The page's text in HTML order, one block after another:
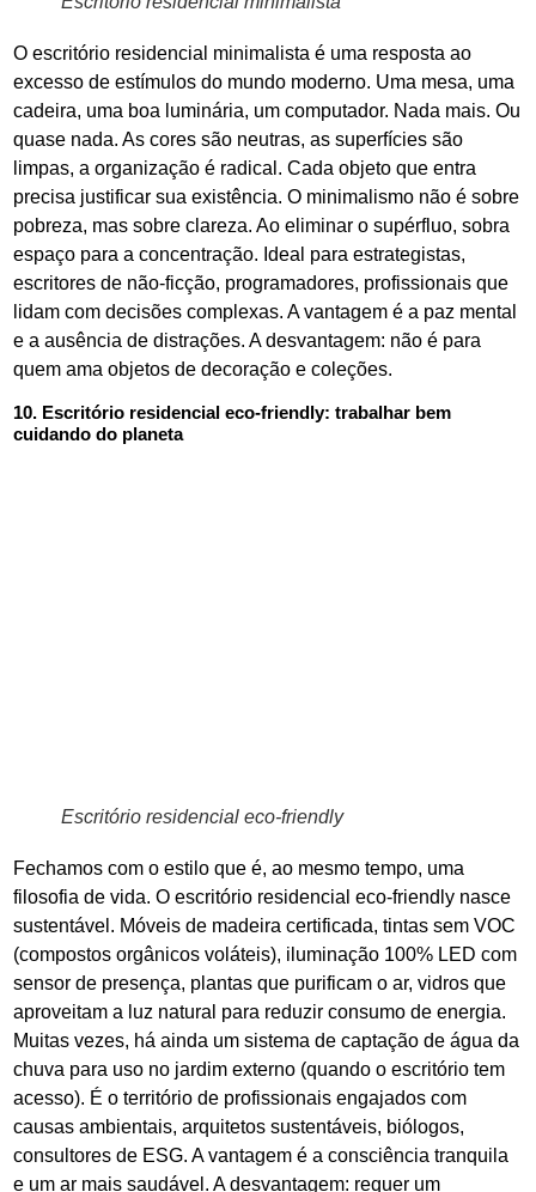
O escritório residencial minimalista é uma resposta ao
excesso de estímulos do mundo moderno. Uma mesa, uma
cadeira, uma boa luminária, um computador. Nada mais. Ou
quase nada. As cores são neutras, as superfícies são
limpas, a organização é radical. Cada objeto que entra
precisa justificar sua existência. O minimalismo não é sobre
pobreza, mas sobre clareza. Ao eliminar o supérfluo, sobra
espaço para a concentração. Ideal para estrategistas,
escritores de não-ficção, programadores, profissionais que
lidam com decisões complexas. A vantagem é a paz mental
e a ausência de distrações. A desvantagem: não é para
quem ama objetos de decoração e coleções.
10. Escritório residencial eco-friendly: trabalhar bem
cuidando do planeta
Escritório residencial eco-friendly
Fechamos com o estilo que é, ao mesmo tempo, uma
filosofia de vida. O escritório residencial eco-friendly nasce
sustentável. Móveis de madeira certificada, tintas sem VOC
(compostos orgânicos voláteis), iluminação 100% LED com
sensor de presença, plantas que purificam o ar, vidros que
aproveitam a luz natural para reduzir consumo de energia.
Muitas vezes, há ainda um sistema de captação de água da
chuva para uso no jardim externo (quando o escritório tem
acesso). É o território de profissionais engajados com
causas ambientais, arquitetos sustentáveis, biólogos,
consultores de ESG. A vantagem é a consciência tranquila
e um ar mais saudável. A desvantagem: requer um